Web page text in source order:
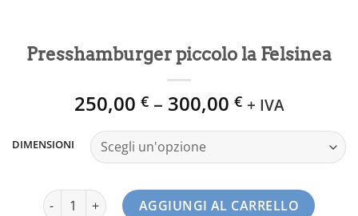
Presshamburger piccolo la Felsinea
250,00 €– 300,00 € + IVA
DIMENSIONI
Presshamburger piccolo la Felsinea quantità
AGGIUNGI AL CARRELLO